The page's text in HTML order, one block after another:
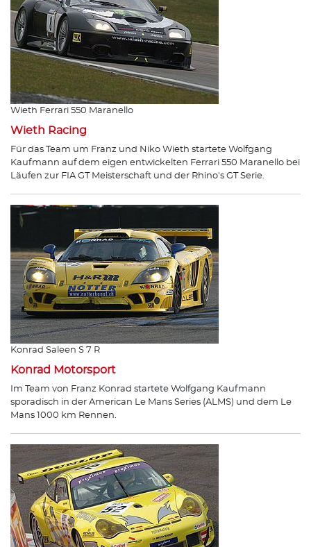
Wieth Ferrari 550 Maranello
Wieth Racing
Für das Team um Franz und Niko Wieth startete Wolfgang
Kaufmann auf dem eigen entwickelten Ferrari 550 Maranello bei
Läufen zur FIA GT Meisterschaft und der Rhino's GT Serie.
Konrad Saleen S 7 R
Konrad Motorsport
Im Team von Franz Konrad startete Wolfgang Kaufmann
sporadisch in der American Le Mans Series (ALMS) und dem Le
Mans 1000 km Rennen.